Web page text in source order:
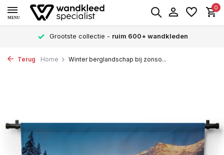
MENU
0
Grootste collectie - ruim 600+ wandkleden
Terug Home Winter berglandschap bij zonso...